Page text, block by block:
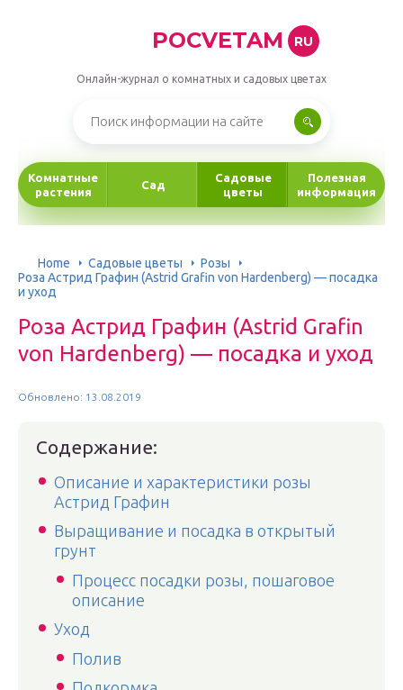
POCVETAM RU
Онлайн-журнал о комнатных и садовых цветах
Комнатные
растения
Сад
Садовые
цветы
Полезная
информация
Home Садовые цветы
Розы
Роза Астрид Графин (Astrid Grafin von Hardenberg) — посадка
и уход
Роза Астрид Графин (Astrid Grafin
von Hardenberg) — посадка и уход
Обновлено: 13.08.2019
Содержание:
Описание и характеристики розы
Астрид Графин
Выращивание и посадка в открытый
грунт
Процесс посадки розы, пошаговое
описание
Уход
Полив